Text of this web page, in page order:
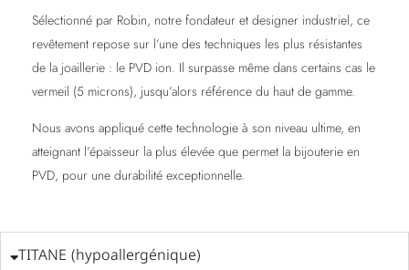
Sélectionné par Robin, notre fondateur et designer industriel, ce
revêtement repose sur l’une des techniques les plus résistantes
de la joaillerie : le PVD ion. Il surpasse même dans certains cas le
vermeil (5 microns), jusqu’alors référence du haut de gamme.
Nous avons appliqué cette technologie à son niveau ultime, en
atteignant l’épaisseur la plus élevée que permet la bijouterie en
PVD, pour une durabilité exceptionnelle.
TITANE (hypoallergénique)